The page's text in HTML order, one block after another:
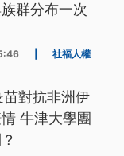
群分布一次
社福人權
對抗非洲伊
牛津大學團